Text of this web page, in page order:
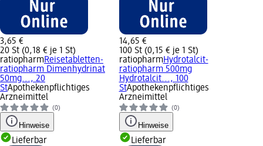
3,65 €
20 St (0,18 € je 1 St)
ratiopharmReisetabletten-
ratiopharm Dimenhydrinat
50mg..., 20
StApothekenpflichtiges
Arzneimittel
(0)
Hinweise
Lieferbar
14,65 €
100 St (0,15 € je 1 St)
ratiopharmHydrotalcit-
ratiopharm 500mg
Hydrotalcit..., 100
StApothekenpflichtiges
Arzneimittel
(0)
Hinweise
Lieferbar